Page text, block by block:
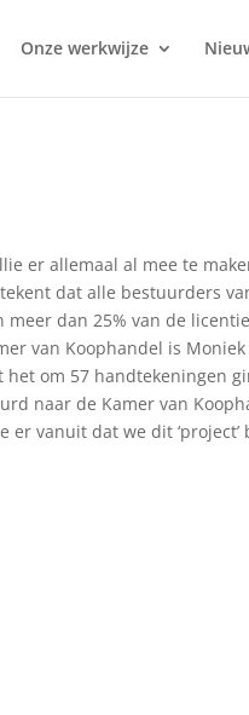
Onze werkwijze
er allemaal al mee te
dat alle bestuurders
dan 25% van de
van Koophandel is
om 57 handtekeningen
naar de Kamer van
vanuit dat we dit